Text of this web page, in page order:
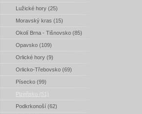
Lužické hory (25)
Moravský kras (15)
Okolí Brna - Tišnovsko (85)
Opavsko (109)
Orlické hory (9)
Orlicko-Třebovsko (69)
Písecko (99)
Plzeňsko (51)
Podkrkonoší (62)